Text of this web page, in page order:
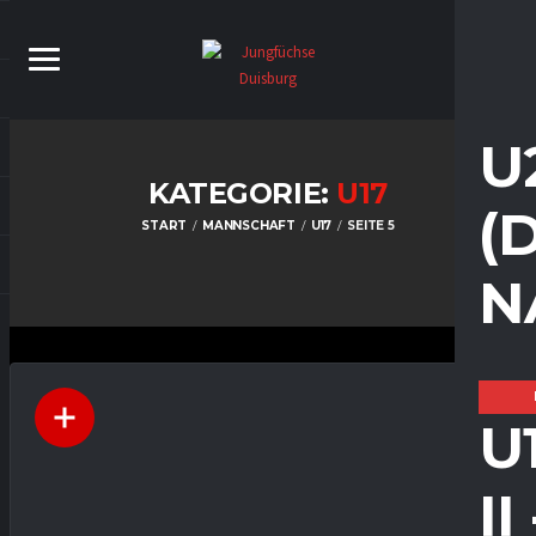
II
KATEGORIE: U17
START MANNSCHAFT U17 SEITE 5